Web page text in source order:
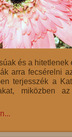
és a hitetlenek
arra fecsérelni
terjesszék a
miközben